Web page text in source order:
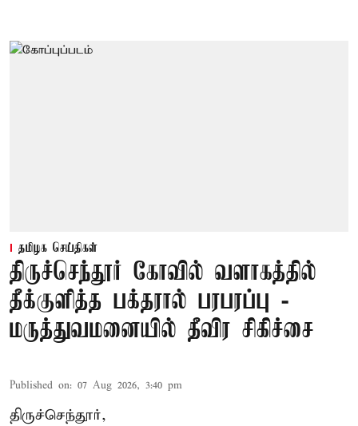
தமிழக செய்திகள்
திருச்செந்தூர் கோவில் வளாகத்தில்
தீக்குளித்த பக்தரால் பரபரப்பு -
மருத்துவமனையில் தீவிர சிகிச்சை
Published on: 07 Aug 2026, 3:40 pm
திருச்செந்தூர்,